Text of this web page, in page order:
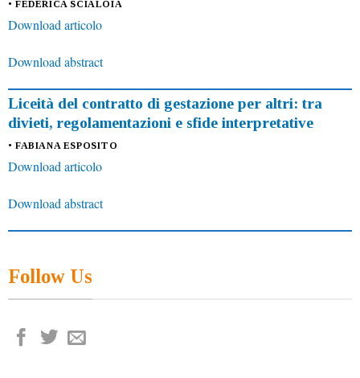
• FEDERICA SCIALOIA
Download articolo
Download abstract
Liceità del contratto di gestazione per altri: tra
divieti, regolamentazioni e sfide interpretative
• FABIANA ESPOSITO
Download articolo
Download abstract
Follow Us